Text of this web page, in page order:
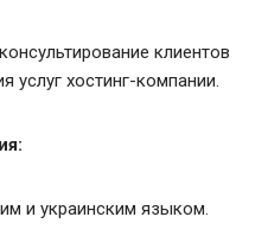
клиентов
услуг хостинг-компании.
и украинским языком.